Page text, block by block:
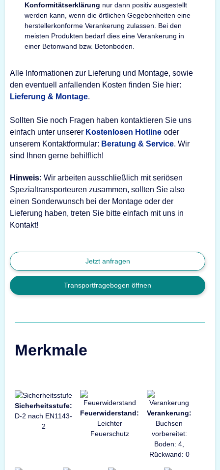
Konformitätserklärung nur dann positiv ausgestellt
werden kann, wenn die örtlichen Gegebenheiten eine
herstellerkonforme Verankerung zulassen. Bei den
meisten Produkten bedarf dies eine Verankerung in
einer Betonwand bzw. Betonboden.
Alle Informationen zur Lieferung und Montage, sowie
den eventuell anfallenden Kosten finden Sie hier:
Lieferung & Montage.
Sollten Sie noch Fragen haben kontaktieren Sie uns
einfach unter unserer Kostenlosen Hotline oder
unserem Kontaktformular: Beratung & Service. Wir
sind Ihnen gerne behilflich!
Hinweis: Wir arbeiten ausschließlich mit seriösen
Spezialtransporteuren zusammen, sollten Sie also
einen Sonderwunsch bei der Montage oder der
Lieferung haben, treten Sie bitte einfach mit uns in
Kontakt!
Jetzt anfragen
Transportfragebogen öffnen
Merkmale
Sicherheitsstufe:
D-2 nach EN1143-
2
Feuerwiderstand:
Leichter
Feuerschutz
Verankerung:
Buchsen
vorbereitet:
Boden: 4,
Rückwand: 0